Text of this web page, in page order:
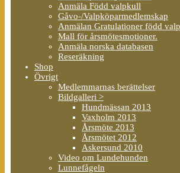
Anmäla Född valpkull
Gåvo-/Valpköparmedlemskap
Anmälan Gratulationer född
Mall för årsmötesmotioner.
Anmäla norska databasen
Reseräkning
Shop
Övrigt
Medlemmarnas berättelser
Bildgalleri >
Hundmässan 2013
Vaxholm 2013
Årsmöte 2013
Årsmötet 2012
Askersund 2010
Video om Lundehunden
Lunnefågeln